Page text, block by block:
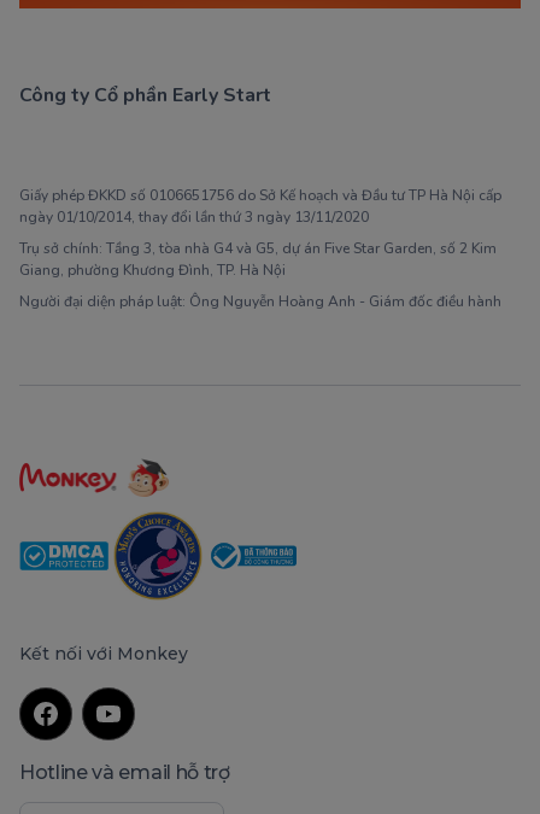
Công ty Cổ phần Early Start
Giấy phép ĐKKD số 0106651756 do Sở Kế hoạch và Đầu tư TP Hà Nội cấp
ngày 01/10/2014, thay đổi lần thứ 3 ngày 13/11/2020
Trụ sở chính: Tầng 3, tòa nhà G4 và G5, dự án Five Star Garden, số 2 Kim
Giang, phường Khương Đình, TP. Hà Nội
Người đại diện pháp luật: Ông Nguyễn Hoàng Anh - Giám đốc điều hành
Kết nối với Monkey
Hotline và email hỗ trợ